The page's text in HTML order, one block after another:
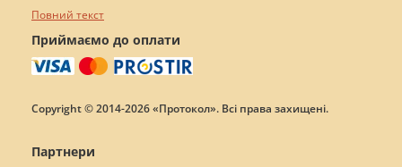
Повний текст
Приймаємо до оплати
Copyright © 2014-2026 «Протокол». Всі права захищені.
Партнери